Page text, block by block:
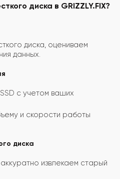
диска в GRIZZLY.FIX?
диска, оцениваем
данных.
с учетом ваших
и скорости работы
диска
извлекаем старый